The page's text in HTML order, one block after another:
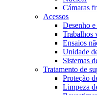
Cámaras
Acessos
Desenho
Trabalhos
Ensaios
Unidade
Sistemas
Tratamento de
Proteção
Limpeza